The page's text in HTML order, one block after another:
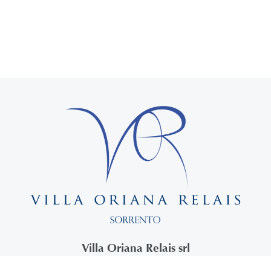
Villa Oriana Relais srl